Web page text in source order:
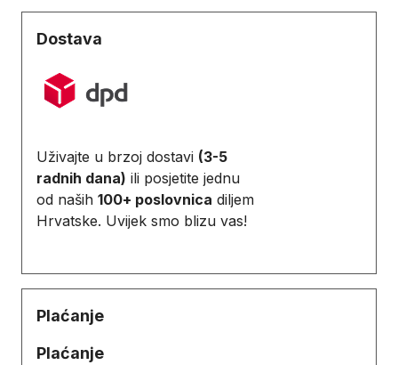
Dostava
Uživajte u brzoj dostavi (3-5
radnih dana) ili posjetite jednu
od naših 100+ poslovnica diljem
Hrvatske. Uvijek smo blizu vas!
Plaćanje
Plaćanje